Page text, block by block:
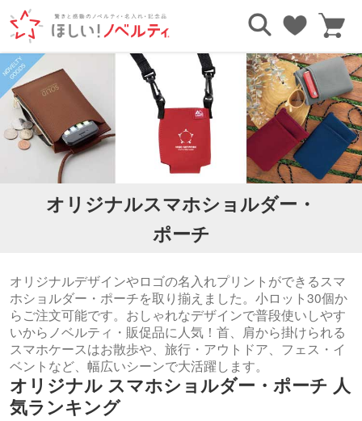
TOP ポーチ・ケース スマホショルダー・スマホポーチ
オリジナルスマホショルダー・
ポーチ
オリジナルデザインやロゴの名入れプリントができるスマ
ホショルダー・ポーチを取り揃えました。小ロット30個か
らご注文可能です。おしゃれなデザインで普段使いしやす
いからノベルティ・販促品に人気！首、肩から掛けられる
スマホケースはお散歩や、旅行・アウトドア、フェス・イ
ベントなど、幅広いシーンで大活躍します。
オリジナル スマホショルダー・ポーチ 人
気ランキング